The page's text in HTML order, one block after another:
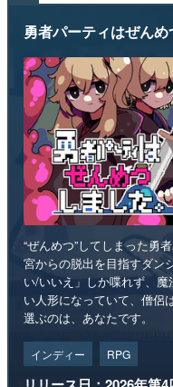
勇者パーティはぜんめ
“ぜんめつ”してしまった勇
宮からの脱出を目指すダン
い/いいえ」しか喋れず、
い人形になっていて、僧侶
選ぶのは、あなたです。
インディー RPG